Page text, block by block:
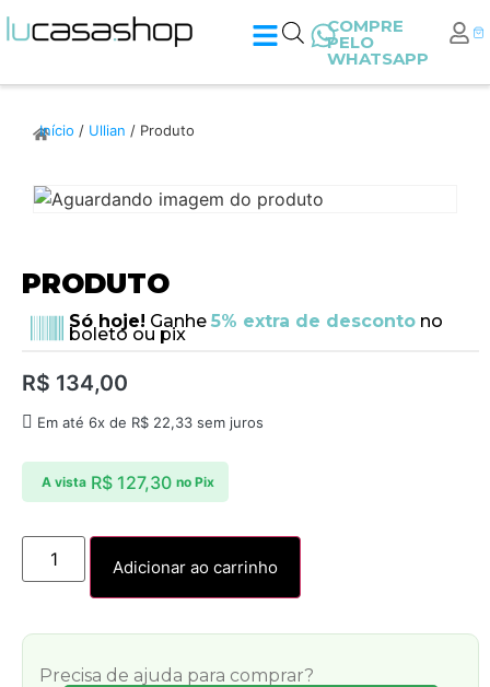
COMPRE
PELO
WHATSAPP
Início / Ullian / Produto
PRODUTO
Só hoje! Ganhe 5% extra de descontono
boleto ou pix
R$ 134,00
Em até 6x de R$ 22,33 sem juros
A vista R$127,30 no Pix
Adicionar ao carrinho
Precisa de ajuda para comprar?